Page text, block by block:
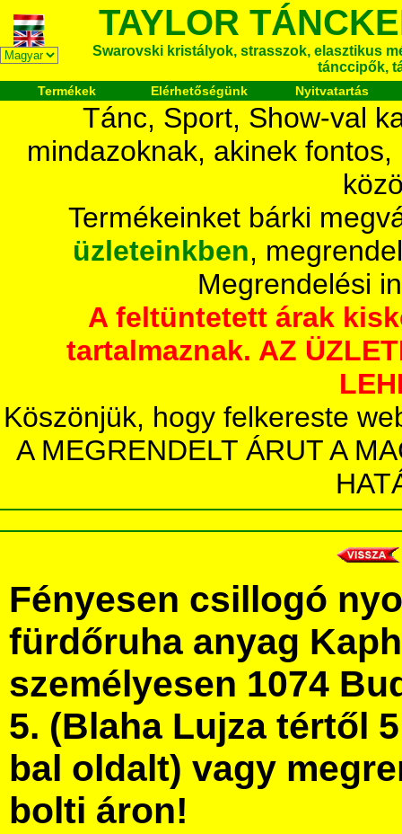
TAYLOR
Swarovski kristályok, strasszok, elasztikus
tánccipők,
Termékek Elérhetőségünk Nyitvatartás
Tánc, Sport, Show-val
mindazoknak, akinek
Termékeinket bárki
üzleteinkben,
Megrendelési
A feltüntetett árak
tartalmaznak. AZ
Köszönjük, hogy felkereste
A MEGRENDELT ÁRUT A
Fényesen csillogó
fürdőruha anyag
személyesen 1074
5. (Blaha Lujza tértől
bal oldalt) vagy
bolti áron!